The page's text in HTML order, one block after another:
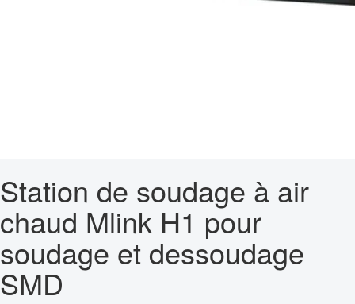
Station de soudage à air
chaud Mlink H1 pour
soudage et dessoudage
SMD